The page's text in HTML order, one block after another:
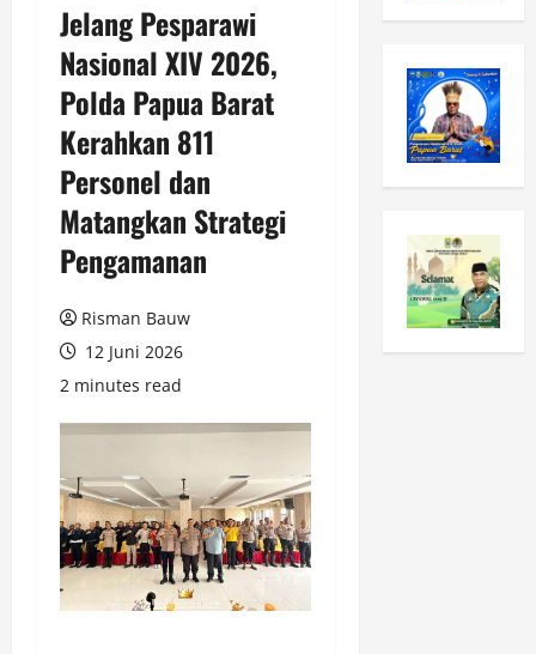
Jelang Pesparawi
Nasional XIV 2026,
Polda Papua Barat
Kerahkan 811
Personel dan
Matangkan Strategi
Pengamanan
Risman Bauw
12 Juni 2026
2 minutes read